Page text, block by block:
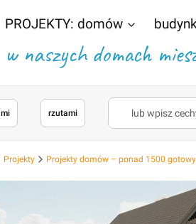
PROJEKTY: domów
w naszych domach
rzutami
Projekty Projekty domów – ponad 1500